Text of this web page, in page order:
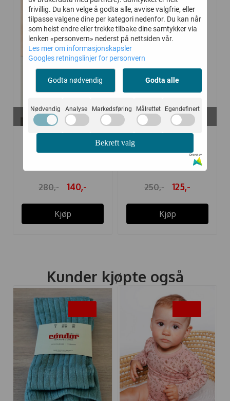
-50%
På lager i
74
HUMMEL BUKSE
PETRA BLACKBERRY ...
280,- 140,-
Kjøp
-50%
På lager i
74
HUMMEL LEGGINGS
DORA HUSHED ...
250,- 125,-
Kjøp
Kunder kjøpte også
frivillig. Du kan velge å godta alle, avvise valgfrie, eller
tilpasse valgene dine per kategori nedenfor. Du kan når
som helst endre eller trekke tilbake dine samtykker via
lenken «personvern» nederst på nettsiden vår.
Les mer om informasjonskapsler
Googles retningslinjer for personvern
Godta nødvendig Godta alle
Nødvendig Analyse Markedsføring Målrettet Egendefinert
Bekreft valg
Drevet av